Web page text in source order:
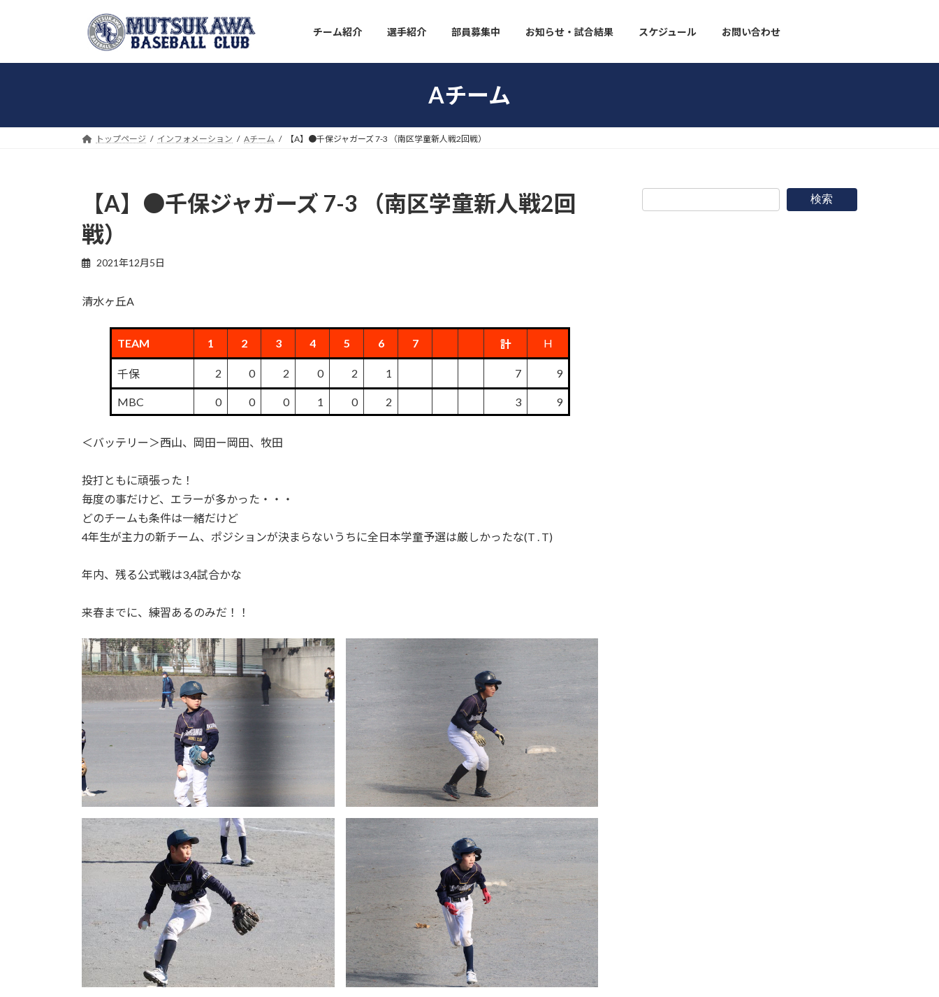
キ
に
チーム紹介 選手紹介 部員募集中 お知らせ・試合結果 スケジュール お問い合わせ
Aチーム
トップページ インフォメーション Aチーム 【A】●千保ジャガーズ 7-3 （南区学童新人戦2回戦）
【A】●千保ジャガーズ 7-3 （南区学童新人戦2回
戦）
2021年12月5日
清水ヶ丘A
TEAM 1 2 3 4 5 6 7 計 H
千保 2 0 2 0 2 1 7 9
MBC 0 0 0 1 0 2 3 9
＜バッテリー＞西山、岡田ー岡田、牧田
投打ともに頑張った！
毎度の事だけど、エラーが多かった・・・
どのチームも条件は一緒だけど
4年生が主力の新チーム、ポジションが決まらないうちに全日本学童予選は厳しかったな(T . T)
年内、残る公式戦は3,4試合かな
来春までに、練習あるのみだ！！
検索